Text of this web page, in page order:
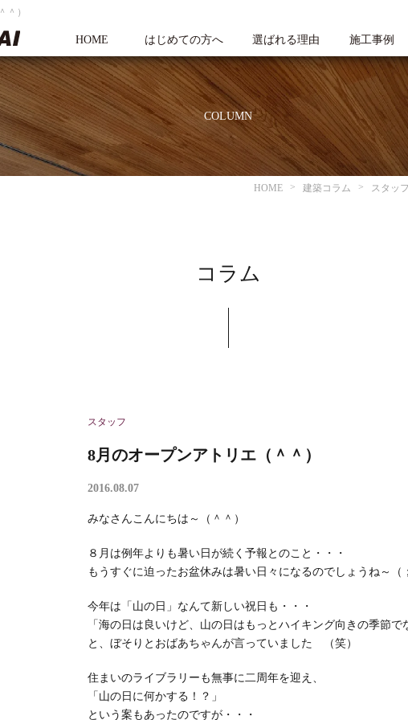
＾）
HOME はじめての方へ 選ばれる理由 施工事例
COLUMN
HOME 建築コラム スタッフ
コラム
スタッフ
8月のオープンアトリエ（＾＾）
2016.08.07
みなさんこんにちは～（＾＾）
８月は例年よりも暑い日が続く予報とのこと・・・
もうすぐに迫ったお盆休みは暑い日々になるのでしょうね～（
今年は「山の日」なんて新しい祝日も・・・
「海の日は良いけど、山の日はもっとハイキング向きの季節で
と、ぼそりとおばあちゃんが言っていました （笑）
住まいのライブラリーも無事に二周年を迎え、
「山の日に何かする！？」
という案もあったのですが・・・